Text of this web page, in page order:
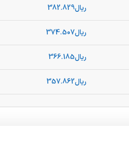
ریال382.829
ریال374.507
ریال366.185
ریال357.862